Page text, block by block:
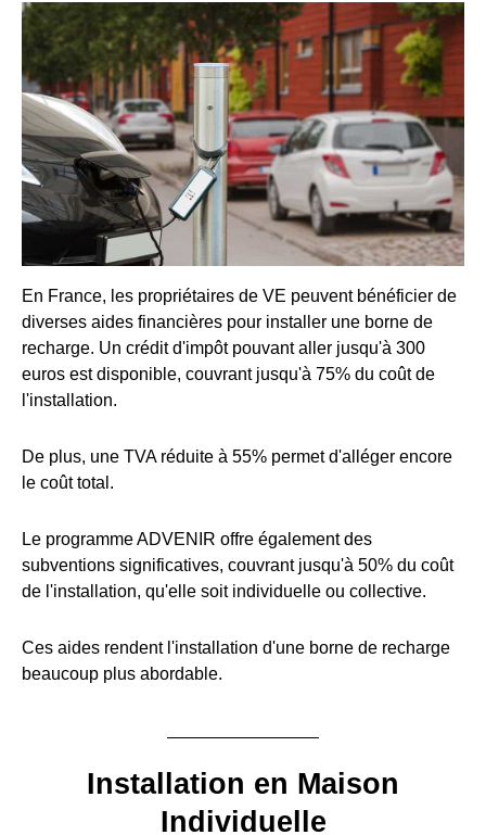
En France, les propriétaires de VE peuvent bénéficier de
diverses aides financières pour installer une borne de
recharge. Un crédit d'impôt pouvant aller jusqu'à 300
euros est disponible, couvrant jusqu'à 75% du coût de
l'installation.
De plus, une TVA réduite à 55% permet d'alléger encore
le coût total.
Le programme ADVENIR offre également des
subventions significatives, couvrant jusqu'à 50% du coût
de l'installation, qu'elle soit individuelle ou collective.
Ces aides rendent l'installation d'une borne de recharge
beaucoup plus abordable.
Installation en Maison
Individuelle